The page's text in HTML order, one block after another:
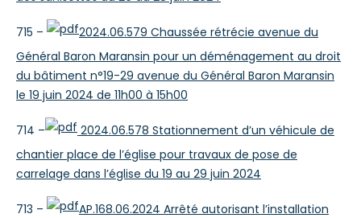
715 –
2024.06.579 Chaussée rétrécie avenue du
Général Baron Maransin pour un déménagement au droit
du bâtiment n°19-29 avenue du Général Baron Maransin
le 19 juin 2024 de 11h00 à 15h00
714 –
2024.06.578 Stationnement d’un véhicule de
chantier place de l’église pour travaux de pose de
carrelage dans l’église du 19 au 29 juin 2024
713 –
AP.168.06.2024 Arrêté autorisant l’installation